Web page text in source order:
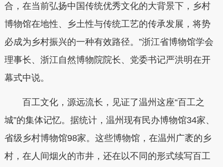
合，在当前弘扬中国传统优秀文化的大背景下，乡村
博物馆在地性、乡土性与传统工艺的传承发展，将势
必成为乡村振兴的一种有效路径。”浙江省博物馆学会
理事长、浙江自然博物院院长、党委书记严洪明在开
幕式中说。
百工文化，源远流长，见证了温州这座“百工之
城”的集体记忆。据统计，温州现有民办博物馆34家、
省级乡村博物馆98家。这些博物馆，在温州广袤的乡
村，在人间烟火的市井，还在以不同的形式续写百工